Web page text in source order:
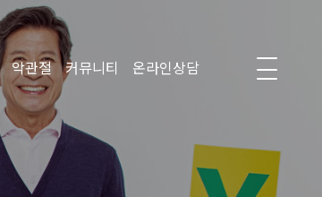
악관절 커뮤니티 온라인상담